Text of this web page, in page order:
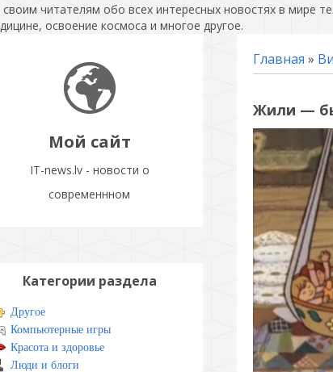
своим читателям обо всех интересных новостях в мире
освоение космоса и многое другое.
Мой сайт
IT-news.lv - новости о
современнном
Главная »
Жили —
Категории раздела
Другое
Компьютерные игры
Красота и здоровье
Люди и блоги